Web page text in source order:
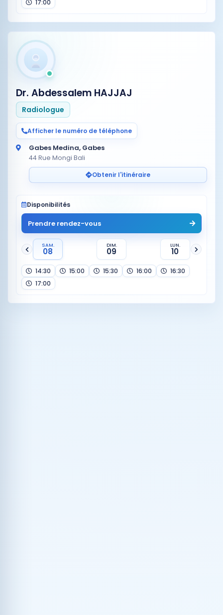
17:00
Dr. Abdessalem HAJJAJ
Radiologue
Afficher le numéro de téléphone
Gabes Medina, Gabes
44 Rue Mongi Bali
Obtenir l'itinéraire
Disponibilités
Prendre rendez-vous
SAM.
08
DIM.
09
LUN.
10
14:30 15:00 15:30 16:00
16:30
17:00